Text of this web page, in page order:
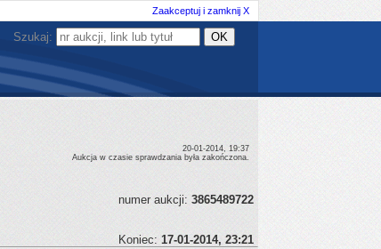
Zaakceptuj i zamknij X
Szukaj:
20-01-2014, 19:37
Aukcja w czasie sprawdzania była zakończona.
numer aukcji: 3865489722
Koniec: 17-01-2014, 23:21